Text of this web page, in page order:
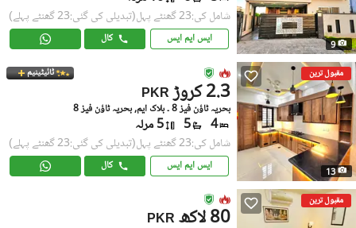
9
شامل کی:23 گھنٹے پہل (تبدیلی کی گئی:23 گھنٹے پہلے)
ایس ایم ایس کال
مقبول ترین
13
ٹائیٹینیم
PKR 2.3 کروڑ
بحریہ ٹاؤن فیز 8 ۔ بلاک ایم, بحریہ ٹاؤن فیز 8
4
5 5 مرلہ
شامل کی:23 گھنٹے پہل (تبدیلی کی گئی:23 گھنٹے پہلے)
ایس ایم ایس کال
مقبول ترین
PKR 80 لاکھ